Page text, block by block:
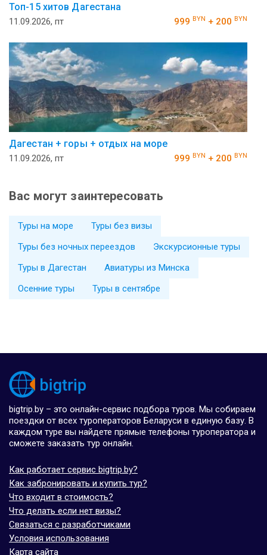
Топ-15 хитов Дагестана
11.09.2026, пт 999 BYN + 200 BYN
Дагестан + горы + отдых на море
11.09.2026, пт 999 BYN + 200 BYN
Вас могут заинтересовать
Туры на море
Туры без визы
Туры без ночных переездов
Экскурсионные туры
Туры в Дагестан
Авиатуры из Минска
Осенние туры
Туры в сентябре
bigtrip.by – это онлайн-сервис подбора туров. Мы собираем
поездки от всех туроператоров Беларуси в единую базу. В
каждом туре вы найдете прямые телефоны туроператора и
сможете заказать тур онлайн.
Как работает сервис bigtrip.by?
Как забронировать и купить тур?
Что входит в стоимость?
Что делать если нет визы?
Связаться с разработчиками
Условия использования
Карта сайта